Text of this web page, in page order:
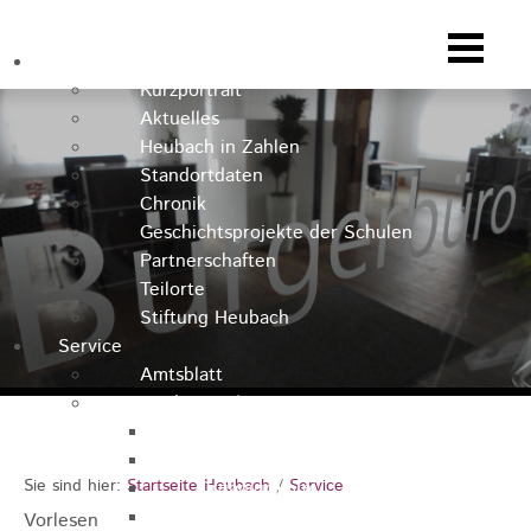
Kurzportrait
Aktuelles
Heubach in Zahlen
Standortdaten
Chronik
Geschichtsprojekte der Schulen
Partnerschaften
Teilorte
Stiftung Heubach
Service
Amtsblatt
Stadtverwaltung
Organigramm
Sie sind hier: Startseite Heubach / Service
Vorlesen